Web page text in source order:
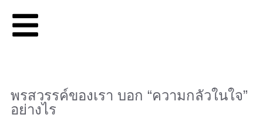
พรสวรรค์ของเรา บอก “ความกลัวในใจ”
อย่างไร